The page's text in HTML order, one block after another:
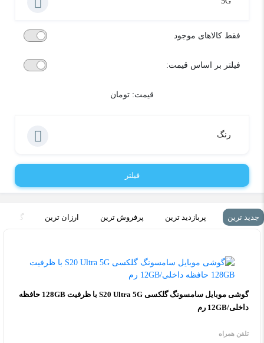
فقط کالاهای موجود
فیلتر بر اساس قیمت:
قیمت: تومان
رنگ
فیلتر
جدید ترین پربازدید ترین پرفروش ترین ارزان ترین گران
گوشی موبایل سامسونگ گلکسی S20 Ultra 5G با ظرفیت 128GB حافظه
داخلی/12GB رم
تلفن همراه